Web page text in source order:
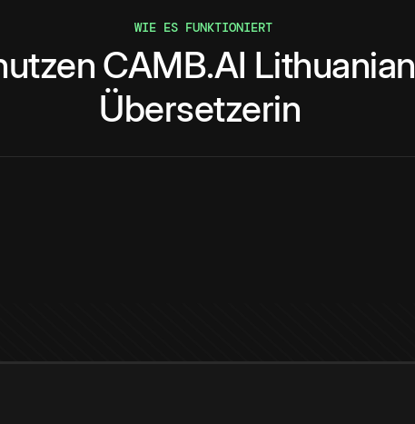
WIE ES FUNKTIONIERT
CAMB.AI Lithuanian
Übersetzerin